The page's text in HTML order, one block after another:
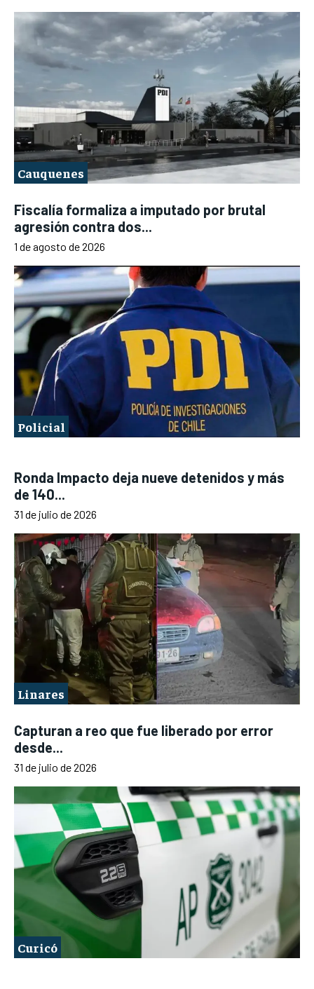
Cauquenes
Fiscalía formaliza a imputado por brutal
agresión contra dos...
1 de agosto de 2026
Policial
Ronda Impacto deja nueve detenidos y más
de 140...
31 de julio de 2026
Linares
Capturan a reo que fue liberado por error
desde...
31 de julio de 2026
Curicó